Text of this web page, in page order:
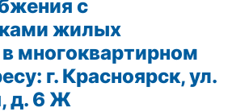
с
жилых
многоквартирном
г. Красноярск, ул.
д. 6 Ж